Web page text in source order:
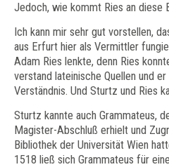
Jedoch, wie kommt Ries an diese
Ich kann mir sehr gut vorstellen,
aus Erfurt hier als Vermittler
Adam Ries lenkte, denn Ries
verstand lateinische Quellen und
Verständnis. Und Sturtz und Ries
Sturtz kannte auch Grammateus,
Magister-Abschluß erhielt und
Bibliothek der Universität Wien
1518 ließ sich Grammateus für